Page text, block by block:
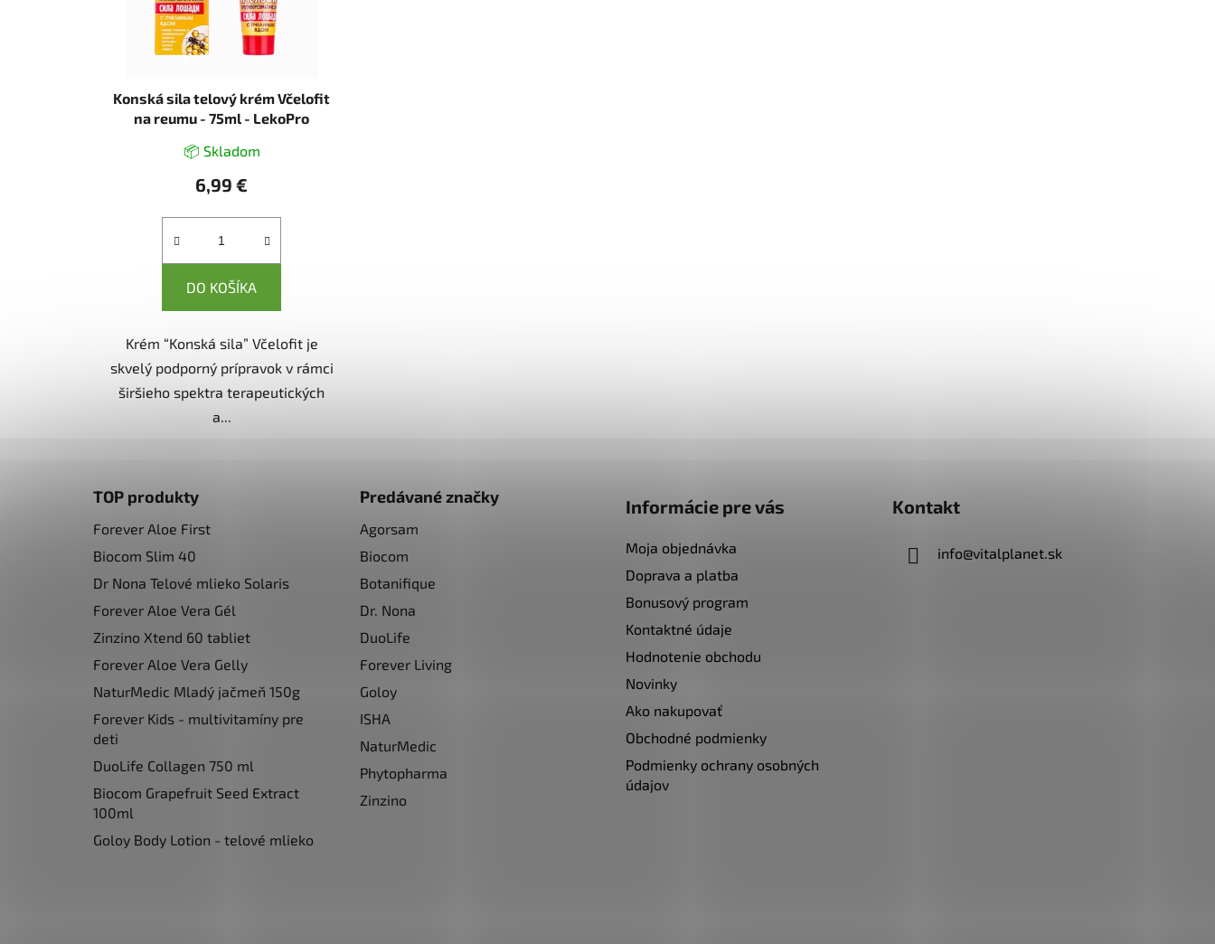
Konská sila telový krém Včelofit
na reumu - 75ml - LekoPro
📦 Skladom
6,99 €
DO KOŠÍKA
Krém “Konská sila” Včelofit je
skvelý podporný prípravok v rámci
širšieho spektra terapeutických
a...
TOP produkty
Forever Aloe First
Biocom Slim 40
Dr Nona Telové mlieko Solaris
Forever Aloe Vera Gél
Zinzino Xtend 60 tabliet
Forever Aloe Vera Gelly
NaturMedic Mladý jačmeň 150g
Forever Kids - multivitamíny pre
deti
DuoLife Collagen 750 ml
Biocom Grapefruit Seed Extract
100ml
Goloy Body Lotion - telové mlieko
Predávané značky
Agorsam
Biocom
Botanifique
Dr. Nona
DuoLife
Forever Living
Goloy
ISHA
NaturMedic
Phytopharma
Zinzino
Informácie pre vás
Moja objednávka
Doprava a platba
Bonusový program
Kontaktné údaje
Hodnotenie obchodu
Novinky
Ako nakupovať
Obchodné podmienky
Podmienky ochrany osobných
údajov
Kontakt
info@vitalplanet.sk